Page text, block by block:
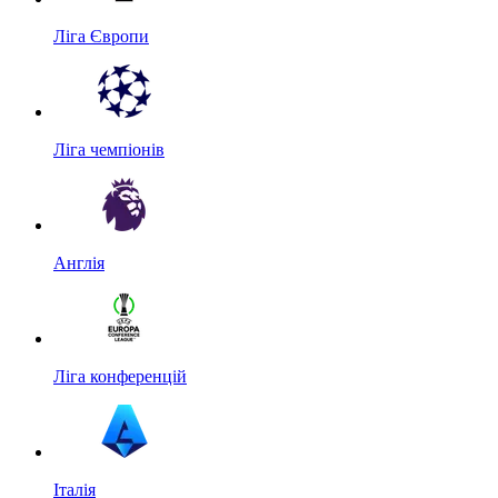
Ліга Європи
Ліга чемпіонів
Англія
Ліга конференцій
Італія